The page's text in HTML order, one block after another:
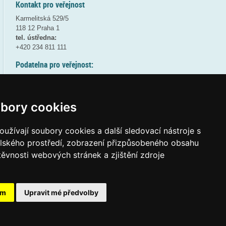
cookies
soubory cookies a další sledovací nástroje s
prostředí, zobrazení přizpůsobeného obsahu
webových stránek a zjištění zdroje
Upravit mé předvolby
Kontakt pro veřejnost
Karmelitská 529/5
118 12 Praha 1
tel. ústředna:
+420 234 811 111
Podatelna pro veřejnost:
(více informací
Elektronická podatelna:
posta@msmtgov cz